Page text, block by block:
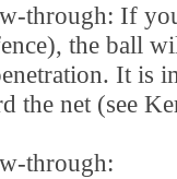
through: If
the ball
It is
the net (see
through: